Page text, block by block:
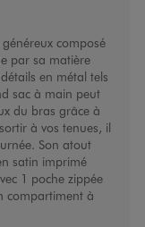
composé
par sa matière
en métal tels
sac à main peut
du bras grâce à
à vos tenues, il
Son atout
satin imprimé
1 poche zippée
compartiment à